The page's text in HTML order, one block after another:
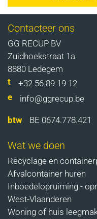
Contacteer ons
info@ggrecup.be
GG RECUP BV
Zuidhoekstraat 1a
8880 Ledegem
+32 56 89 19 12
BE 0674.778.421
Wat we doen
Recyclage en
Afvalcontainer huren
Inboedelopruiming -
West-Vlaanderen
Woning of huis